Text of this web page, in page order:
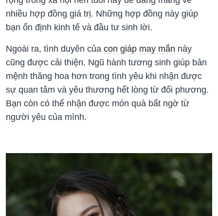
nhiều hợp đồng giá trị. Những hợp đồng này giúp
bạn ổn định kinh tế và đầu tư sinh lời.
Ngoài ra, tình duyên của con giáp may mắn này
cũng được cải thiện. Ngũ hành tương sinh giúp bản
mệnh thăng hoa hơn trong tình yêu khi nhận được
sự quan tâm và yêu thương hết lòng từ đối phương.
Bạn còn có thể nhận được món quà bất ngờ từ
người yêu của mình.